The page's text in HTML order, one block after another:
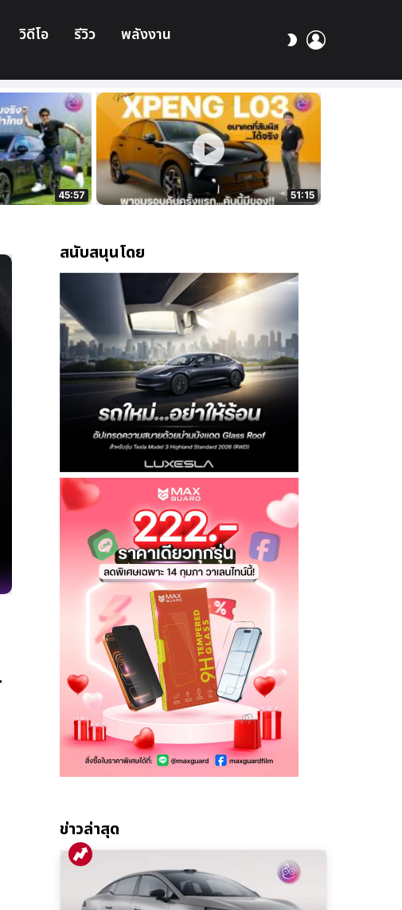
วิดีโอ รีวิว พลังงาน
สลับ
45:57 51:15
สนับสนุนโดย
ข่าวล่าสุด